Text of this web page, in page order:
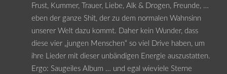
Frust, Kummer, Trauer, Liebe, Alk & Drogen, Freunde, …
eben der ganze Shit, der zu dem normalen Wahnsinn
unserer Welt dazu kommt. Daher kein Wunder, dass
diese vier „jungen Menschen“ so viel Drive haben, um
ihre Lieder mit dieser unbändigen Energie auszustatten.
Ergo: Saugeiles Album … und egal wieviele Sterne